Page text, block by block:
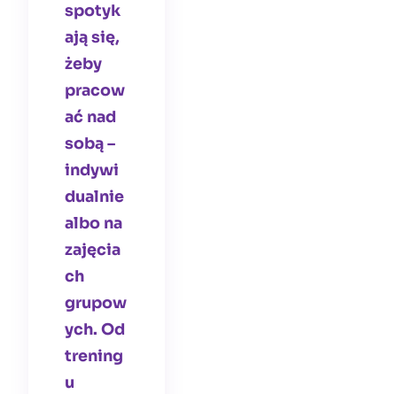
spotyk
ają się,
żeby
pracow
ać nad
sobą –
indywi
dualnie
albo na
zajęcia
ch
grupow
ych. Od
trening
u